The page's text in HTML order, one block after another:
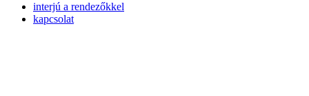
interjú a rendezőkkel
kapcsolat